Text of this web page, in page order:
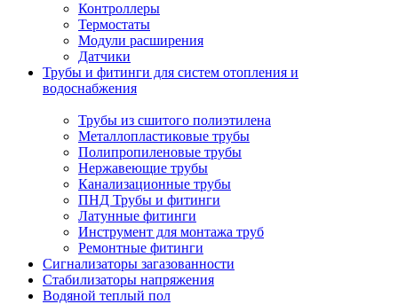
Контроллеры
Термостаты
Модули расширения
Датчики
Трубы и фитинги для систем отопления и
водоснабжения
Трубы из сшитого полиэтилена
Металлопластиковые трубы
Полипропиленовые трубы
Нержавеющие трубы
Канализационные трубы
ПНД Трубы и фитинги
Латунные фитинги
Инструмент для монтажа труб
Ремонтные фитинги
Сигнализаторы загазованности
Стабилизаторы напряжения
Водяной теплый пол